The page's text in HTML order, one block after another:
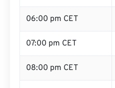
06:00 pm CET
07:00 pm CET
08:00 pm CET